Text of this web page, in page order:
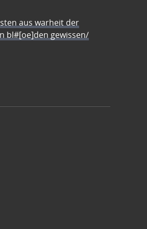
aus warheit der
bl#[oe]den gewissen/